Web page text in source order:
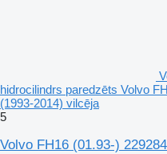
hidrocilindrs paredzēts Volvo
(1993-2014) vilcēja
5
Volvo FH16 (01.93-)